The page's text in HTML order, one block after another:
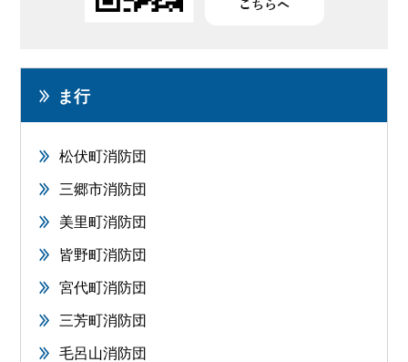
ま行
松伏町消防団
三郷市消防団
美里町消防団
皆野町消防団
宮代町消防団
三芳町消防団
毛呂山消防団